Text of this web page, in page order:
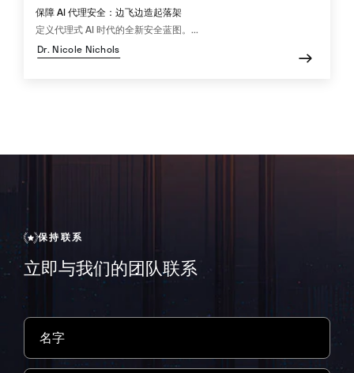
保障 AI 代理安全：边飞边造起落架
定义代理式 AI 时代的全新安全蓝图。...
Dr. Nicole Nichols
保持联系
立即与我们的团队联系